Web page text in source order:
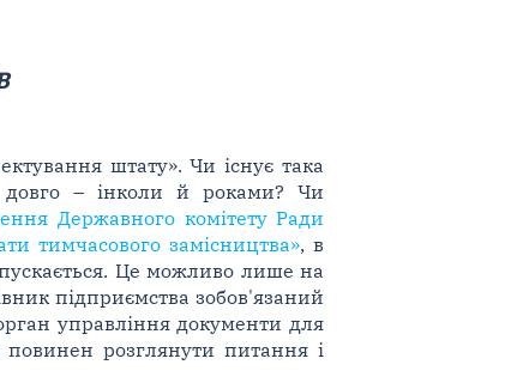
штату». Чи існує така
довго – інколи й роками? Чи
Державного комітету Ради
тимчасового замісництва», в
Це можливо лише на
підприємства зобов'язаний
управління документи для
розглянути питання і